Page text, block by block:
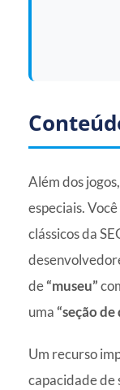
Além dos
especiais.
clássicos da
de“museu”
uma “seção de
Um recurso
capacidade de